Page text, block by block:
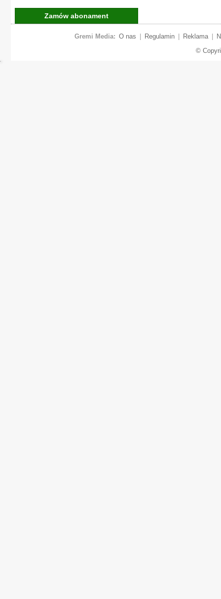
Zamów abonament
Gremi Media: O nas Regulamin Reklama
©